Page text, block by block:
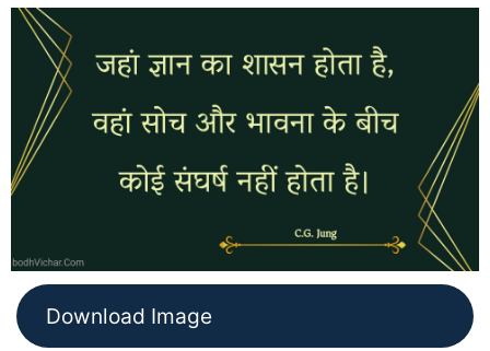
Download Image